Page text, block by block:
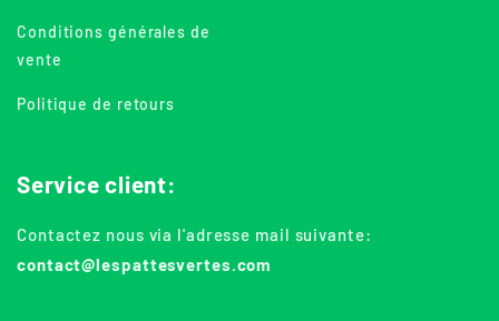
Conditions générales de
vente
Politique de retours
Service client:
Contactez nous via l'adresse mail suivante:
contact@lespattesvertes.com